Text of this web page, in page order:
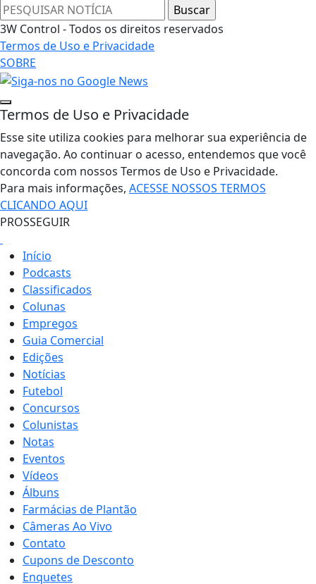
3W Control - Todos os direitos reservados
Termos de Uso e Privacidade
SOBRE
Termos de Uso e Privacidade
Esse site utiliza cookies para melhorar sua experiência de
navegação. Ao continuar o acesso, entendemos que você
concorda com nossos Termos de Uso e Privacidade.
Para mais informações, ACESSE NOSSOS TERMOS
CLICANDO AQUI
PROSSEGUIR
Início
Podcasts
Classificados
Colunas
Empregos
Guia Comercial
Edições
Notícias
Futebol
Concursos
Colunistas
Notas
Eventos
Vídeos
Álbuns
Farmácias de Plantão
Câmeras Ao Vivo
Contato
Cupons de Desconto
Enquetes